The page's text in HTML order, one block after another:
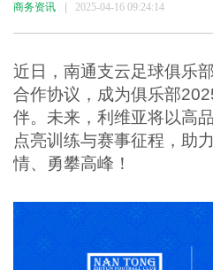
商务资讯 2025-04-16 09:24:14
近日，南通支云足球俱乐
合作协议，成为俱乐部
伴。未来，利维亚将以高
点亮训练与赛事征程，助
情、勇攀高峰！